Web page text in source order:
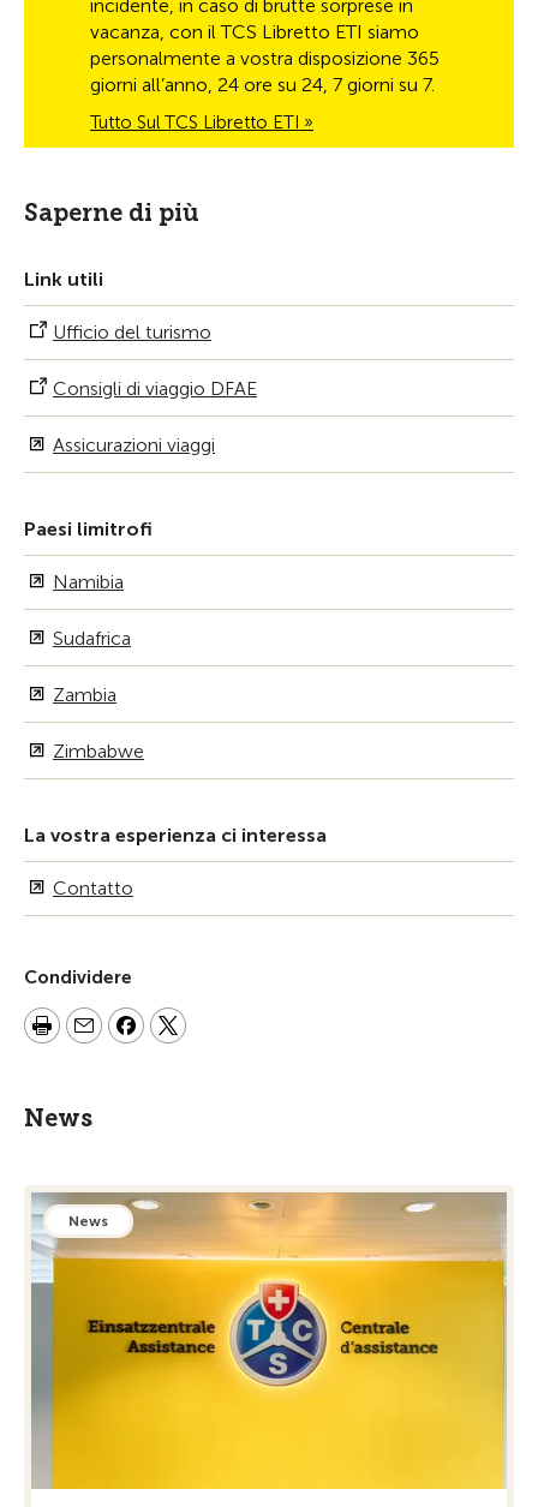
incidente, in caso di brutte sorprese in
vacanza, con il TCS Libretto ETI siamo
personalmente a vostra disposizione 365
giorni all’anno, 24 ore su 24, 7 giorni su 7.
Tutto Sul TCS Libretto ETI »
Saperne di più
Link utili
Ufficio del turismo
Consigli di viaggio DFAE
Assicurazioni viaggi
Paesi limitrofi
Namibia
Sudafrica
Zambia
Zimbabwe
La vostra esperienza ci interessa
Contatto
Condividere
News
News